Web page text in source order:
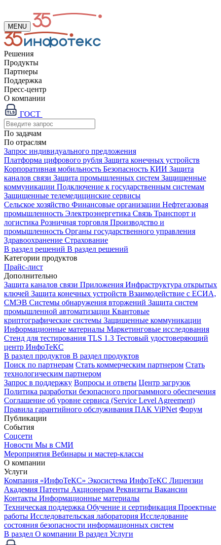
MENU
Решения
Продукты
Партнеры
Поддержка
Пресс-центр
О компании
ГОСТ
По задачам
По отраслям
Запрос индивидуального предложения
Платформа цифрового рубля Защита конечных устройств
Корпоративная мобильность Безопасность КИИ Защита
каналов связи Защита промышленных систем Защищенные
коммуникации Подключение к государственным системам
Защищенные телемедицинские сервисы
Сельское хозяйство Финансовые организации Нефтегазовая
промышленность Электроэнергетика Связь Транспорт и
логистика Розничная торговля Производство и
промышленность Органы государственного управления
Здравоохранение Страхование
В раздел решений В раздел решений
Категории продуктов
Прайс-лист
Дополнительно
Защита каналов связи Приложения Инфраструктура открытых
ключей Защита конечных устройств Взаимодействие с ЕСИА,
СМЭВ Системы обнаружения вторжений Защита систем
промышленной автоматизации Квантовые
криптографические системы Защищенные коммуникации
Информационные материалы Маркетинговые исследования
Стенд для тестирования TLS 1.3 Тестовый удостоверяющий
центр ИнфоТеКС
В раздел продуктов В раздел продуктов
Поиск по партнерам Стать коммерческим партнером Стать
технологическим партнером
Запрос в поддержку Вопросы и ответы Центр загрузок
Политика разработки безопасного программного обеспечения
Соглашение об уровне сервиса (Service Level Agreement)
Правила гарантийного обслуживания ПАК ViPNet Форум
Публикации
События
Соцсети
Новости Мы в СМИ
Мероприятия Вебинары и мастер-классы
О компании
Услуги
Компания «ИнфоТеКС» Экосистема ИнфоТеКС Лицензии
Академия Патенты Акционерам Реквизиты Вакансии
Контакты Информационные материалы
Техническая поддержка Обучение и сертификация Проектные
работы Исследовательская лаборатория Исследование
состояния безопасности информационных систем
В раздел О компании В раздел Услуги